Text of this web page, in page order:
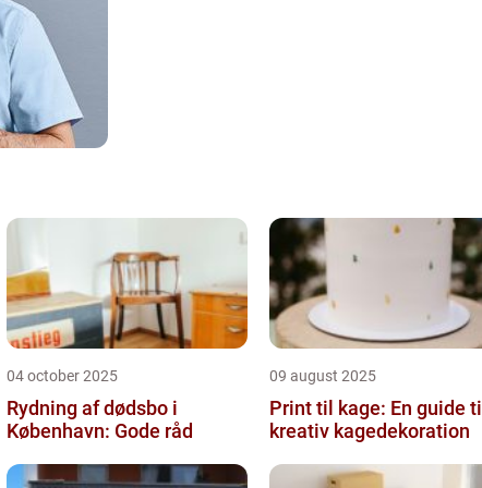
04 october 2025
Rydning af dødsbo i
København: Gode råd
09 august 2025
Print til kage: En guide til
kreativ kagedekoration